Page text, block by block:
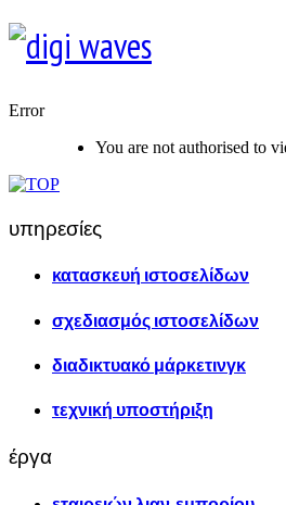
Error
You are not authorised to
υπηρεσίες
κατασκευή ιστοσελίδων
σχεδιασμός ιστοσελίδων
διαδικτυακό μάρκετινγκ
τεχνική υποστήριξη
έργα